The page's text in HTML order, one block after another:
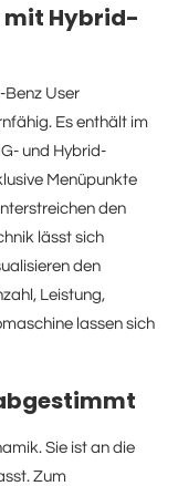
mit Hybrid-
Benz User
Es enthält im
und Hybrid-
Menüpunkte
den
lässt sich
den
Leistung,
lassen sich
Sie ist an die
Zum